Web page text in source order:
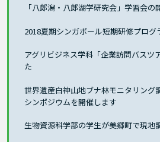
「八郎潟・八郎湖学研究会」学習会の
2018夏期シンガポール短期研修プログ
アグリビジネス学科「企業訪問バスツ
た
世界遺産白神山地ブナ林モニタリング
シンポジウムを開催します
生物資源科学部の学生が美郷町で現地